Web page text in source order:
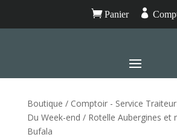
Panier 
Boutique / Comptoir - Service Traiteur
Du Week-end / Rotelle Aubergines et
Bufala